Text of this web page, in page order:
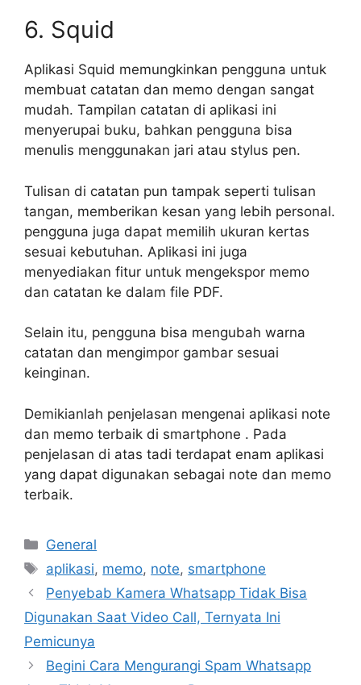
6. Squid
Aplikasi Squid memungkinkan pengguna untuk
membuat catatan dan memo dengan sangat
mudah. Tampilan catatan di aplikasi ini
menyerupai buku, bahkan pengguna bisa
menulis menggunakan jari atau stylus pen.
Tulisan di catatan pun tampak seperti tulisan
tangan, memberikan kesan yang lebih personal.
pengguna juga dapat memilih ukuran kertas
sesuai kebutuhan. Aplikasi ini juga
menyediakan fitur untuk mengekspor memo
dan catatan ke dalam file PDF.
Selain itu, pengguna bisa mengubah warna
catatan dan mengimpor gambar sesuai
keinginan.
Demikianlah penjelasan mengenai aplikasi note
dan memo terbaik di smartphone . Pada
penjelasan di atas tadi terdapat enam aplikasi
yang dapat digunakan sebagai note dan memo
terbaik.
Categories
General
Tags
aplikasi, memo, note, smartphone
Penyebab Kamera Whatsapp Tidak Bisa
Digunakan Saat Video Call, Ternyata Ini
Pemicunya
Begini Cara Mengurangi Spam Whatsapp